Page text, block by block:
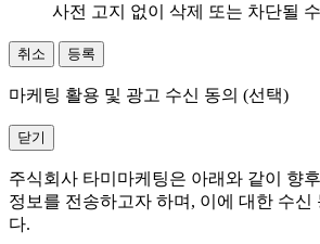
사전 고지 없이 삭제 또는 차단될
취소 등록
마케팅 활용 및 광고 수신 동의 (선택)
닫기
주식회사 타미마케팅은 아래와 같이 향
정보를 전송하고자 하며, 이에 대한 수신
다.